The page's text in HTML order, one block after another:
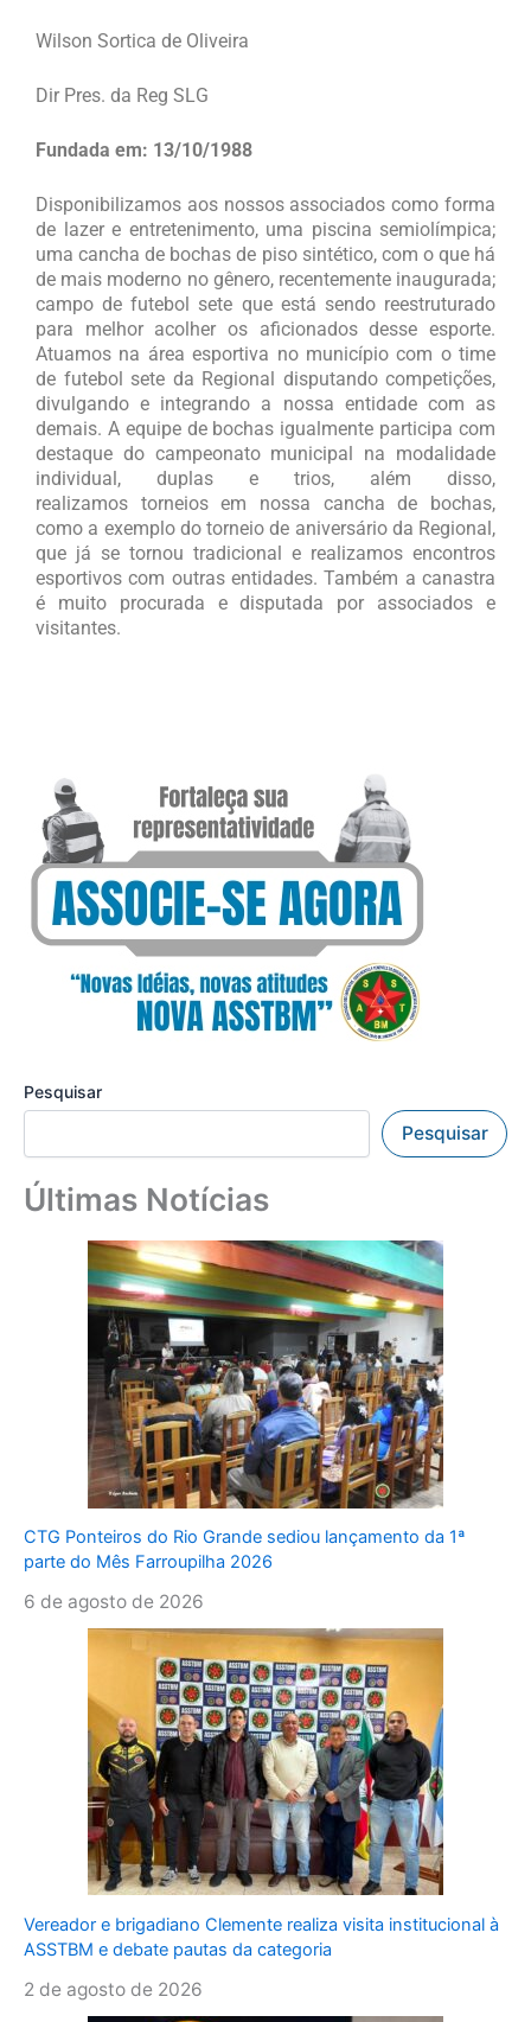
Wilson Sortica de Oliveira
Dir Pres. da Reg SLG
Fundada em: 13/10/1988
Disponibilizamos aos nossos associados como forma
de lazer e entretenimento, uma piscina semiolímpica;
uma cancha de bochas de piso sintético, com o que há
de mais moderno no gênero, recentemente inaugurada;
campo de futebol sete que está sendo reestruturado
para melhor acolher os aficionados desse esporte.
Atuamos na área esportiva no município com o time
de futebol sete da Regional disputando competições,
divulgando e integrando a nossa entidade com as
demais. A equipe de bochas igualmente participa com
destaque do campeonato municipal na modalidade
individual, duplas e trios, além disso,
realizamos torneios em nossa cancha de bochas,
como a exemplo do torneio de aniversário da Regional,
que já se tornou tradicional e realizamos encontros
esportivos com outras entidades. Também a canastra
é muito procurada e disputada por associados e
visitantes.
Pesquisar
Pesquisar
Últimas Notícias
CTG Ponteiros do Rio Grande sediou lançamento da 1ª
parte do Mês Farroupilha 2026
6 de agosto de 2026
Vereador e brigadiano Clemente realiza visita institucional à
ASSTBM e debate pautas da categoria
2 de agosto de 2026